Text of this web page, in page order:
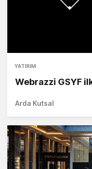
YATIRIM
Webrazzi GSYF
Arda Kutsal